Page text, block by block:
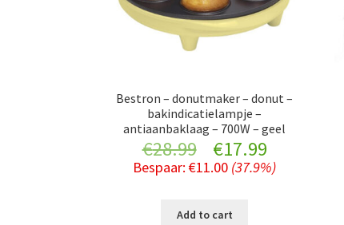
Bestron – donutmaker – donut –
bakindicatielampje –
antiaanbaklaag – 700W – geel
€28.99
Original
price
was:
€17.99Current
price
Bespaar:€11.00 (37.9%)
Add to cart